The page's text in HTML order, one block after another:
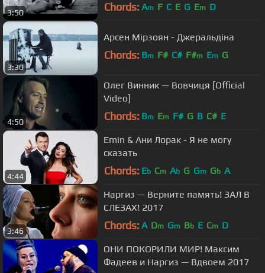
3:50 Chords: Am F C E G Em D
3:30
Арсен Мірзоян - Джеральдіна
Chords: Bm F# C# F#m Em G
4:50
Олег Винник — Вовчиця [Official
Video]
Chords: Bm Em F# G B C# E
4:44
Emin & Ани Лорак - Я не могу
сказать
Chords: Eb Cm Ab G Gm Gb A
3:46
Наргиз — Верните память! ЗАЛ В
СЛЕЗАХ! 2017
Chords: A Dm Gm Bb E Cm D
ОНИ ПОКОРИЛИ МИР! Максим
Фадеев и Наргиз — Вдвоем 2017